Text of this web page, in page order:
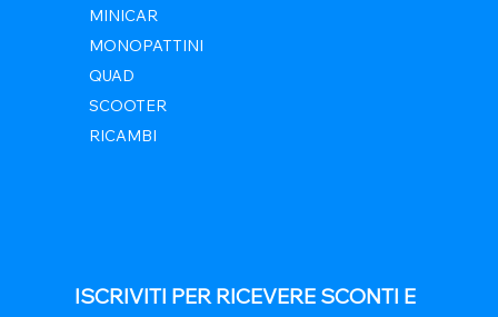
MINICAR
MONOPATTINI
QUAD
SCOOTER
RICAMBI
ISCRIVITI PER RICEVERE SCONTI E